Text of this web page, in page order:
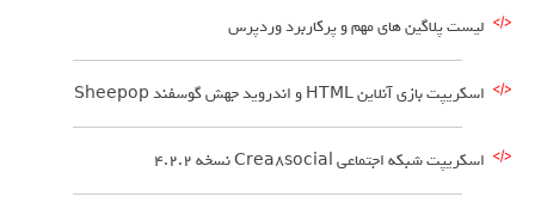
لیست پلاگین های مهم و پرکاربرد وردپرس
اسکریپت بازی آنلاین HTML و اندروید جهش گوسفند Sheepop
اسکریپت شبکه اجتماعی Crea8social نسخه 4.2.2